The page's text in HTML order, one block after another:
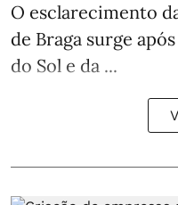
O esclarecimento
de Braga surge
do Sol e da ...